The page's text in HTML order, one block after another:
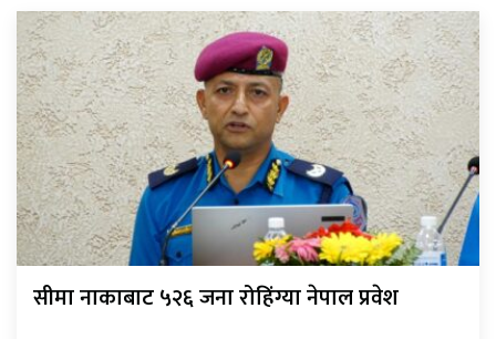
सीमा नाकाबाट ५२६ जना रोहिंग्या नेपाल प्रवेश